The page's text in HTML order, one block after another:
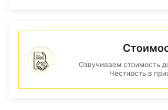
Озвучиваем стоимость
Честность в